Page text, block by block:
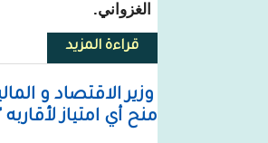
الغزواني.
قراءة المزيدحول
وزير الاقتصاد و
منح أي امتياز